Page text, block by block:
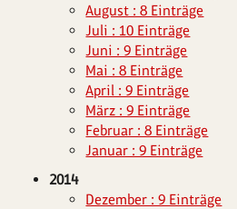
August : 8 Einträge
Juli : 10 Einträge
Juni : 9 Einträge
Mai : 8 Einträge
April : 9 Einträge
März : 9 Einträge
Februar : 8 Einträge
Januar : 9 Einträge
2014
Dezember : 9 Einträge